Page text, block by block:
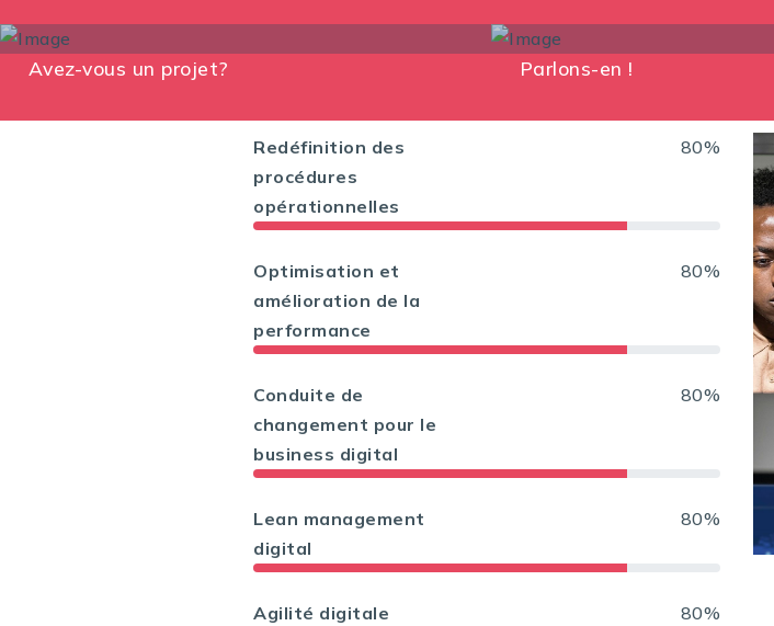
Avez-vous un projet? Parlons-en !
Redéfinition des
procédures
opérationnelles
80%
Optimisation et
amélioration de la
performance
80%
Conduite de
changement pour le
business digital
80%
Lean management
digital
80%
Agilité digitale 80%